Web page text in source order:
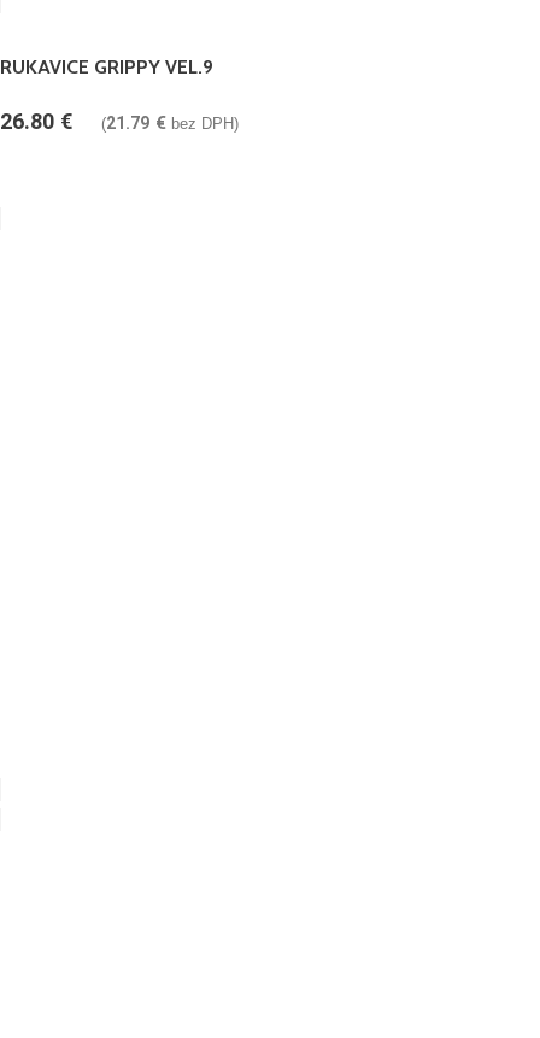
RUKAVICE GRIPPY VEL.9
26.80 € (21.79 € bez DPH)